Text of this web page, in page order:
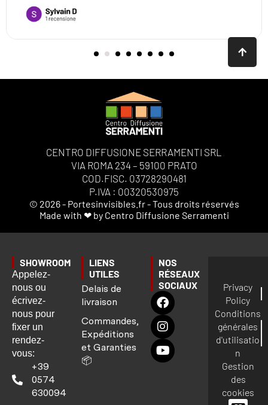
CENTRO DIFFUSIONE SERRAMENTI SRL
VIA ROMA 234 – 59100 PRATO
COD.FISC. 03728290481
P.IVA : 00320530975
© 2026 - Portesinvisibles.fr - Tous droits réservés
Made with ❤ by Centro Diffusione Serramenti
SHOWROOM
Appelez-
nous ou
écrivez-
nous pour
fixer un
rendez-
vous:
+39
0574
630094
LIENS
UTILES
Delais de
livraison
Commandes,
Expéditions
et Garanties
📦
NOS
RÉSEAUX
SOCIAUX
Privacy
Policy
Conditions
générales
d'utilisatio
n
Gestion
des
cookies